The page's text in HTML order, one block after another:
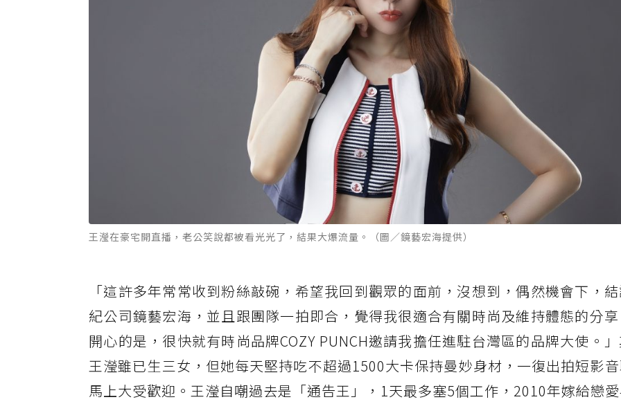
王瀅在豪宅開直播，老公笑說都被看光光了，結果大爆流量。（圖／鏡藝宏海提供）
「這許多年常常收到粉絲敲碗，希望我回到觀眾的面前，沒想到，偶然機會下，
紀公司鏡藝宏海，並且跟團隊一拍即合，覺得我很適合有關時尚及維持體態的分
開心的是，很快就有時尚品牌COZY PUNCH邀請我擔任進駐台灣區的品牌大使。
王瀅雖已生三女，但她每天堅持吃不超過1500大卡保持曼妙身材，一復出拍短影
馬上大受歡迎。王瀅自嘲過去是「通告王」，1天最多塞5個工作，2010年嫁給戀